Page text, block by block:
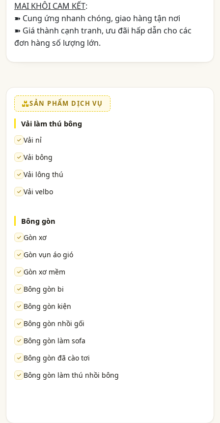
MAI KHÔI CAM KẾT:
➽ Cung ứng nhanh chóng, giao hàng tận nơi
➽ Giá thành cạnh tranh, ưu đãi hấp dẫn cho các
đơn hàng số lượng lớn.
SẢN PHẨM DỊCH VỤ
Vải làm thú bông
Vải nỉ
Vải bông
Vải lông thú
Vải velbo
Bông gòn
Gòn xơ
Gòn vụn áo gió
Gòn xơ mềm
Bông gòn bi
Bông gòn kiện
Bông gòn nhồi gối
Bông gòn làm sofa
Bông gòn đã cào tơi
Bông gòn làm thú nhồi bông